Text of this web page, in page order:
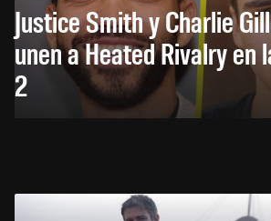
Justice Smith y Charlie
unen a Heated Rivalry en
2